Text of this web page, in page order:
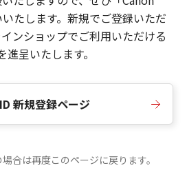
たします。新規でご登録いただ
ンショップでご利用いただける
呈いたします。
新規登録ページ
合は再度このページに戻ります。